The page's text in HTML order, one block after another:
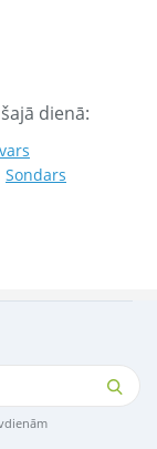
dienā:
Sondars